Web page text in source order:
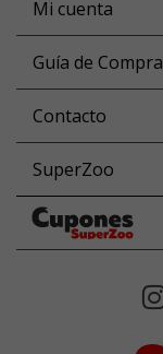
Mi cuenta
Guía de Compra
Contacto
SuperZoo